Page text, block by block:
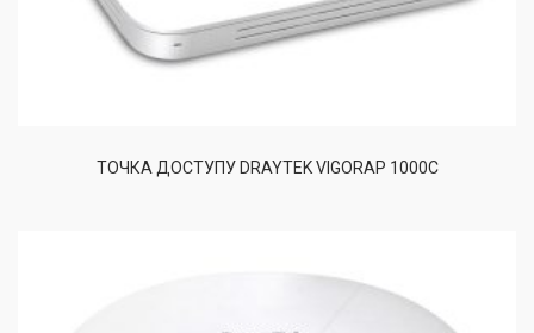
ТОЧКА ДОСТУПУ DRAYTEK VIGORAP 1000C